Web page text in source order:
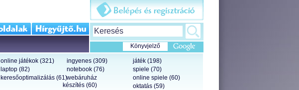
online játékok (321) ingyenes (309)
játék (198)
laptop (82) notebook (76)
spiele (70)
keresőoptimalizálás (61)webáruház
készítés (60)
online spiele (60)
oktatás (59)
Könyvjelző